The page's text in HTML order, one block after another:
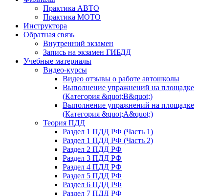
Практика АВТО
Практика МОТО
Инструктора
Обратная связь
Внутренний экзамен
Запись на экзамен ГИБДД
Учебные материалы
Видео-курсы
Видео отзывы о работе автошколы
Выполнение упражнений на площадке
(Категория &quot;В&quot;)
Выполнение упражнений на площадке
(Категория &quot;А&quot;)
Теория ПДД
Раздел 1 ПДД РФ (Часть 1)
Раздел 1 ПДД РФ (Часть 2)
Раздел 2 ПДД РФ
Раздел 3 ПДД РФ
Раздел 4 ПДД РФ
Раздел 5 ПДД РФ
Раздел 6 ПДД РФ
Раздел 7 ПДД РФ